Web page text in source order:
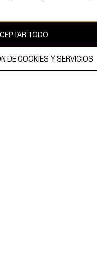
por copyright y es
TODO
DE COOKIES Y SERVICIOS